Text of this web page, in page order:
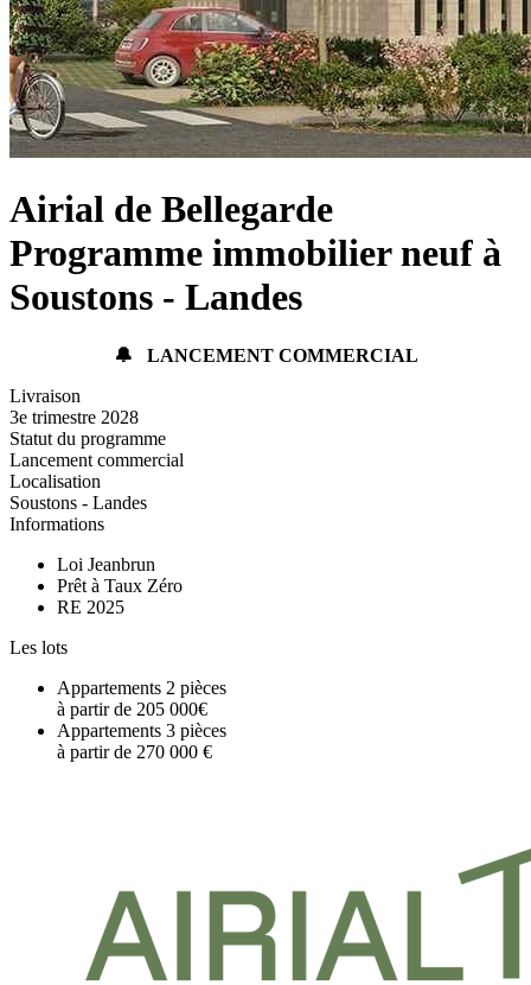
Airial de Bellegarde
Programme immobilier neuf à
Soustons - Landes
🔔
LANCEMENT COMMERCIAL
Livraison
3e trimestre 2028
Statut du programme
Lancement commercial
Localisation
Soustons - Landes
Informations
Loi Jeanbrun
Prêt à Taux Zéro
RE 2025
Les lots
Appartements 2 pièces
à partir de 205 000€
Appartements 3 pièces
à partir de 270 000 €